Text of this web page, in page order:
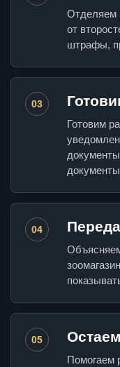
Отделяем
от
штрафы,
03
Готовим
04
05
Помогаем